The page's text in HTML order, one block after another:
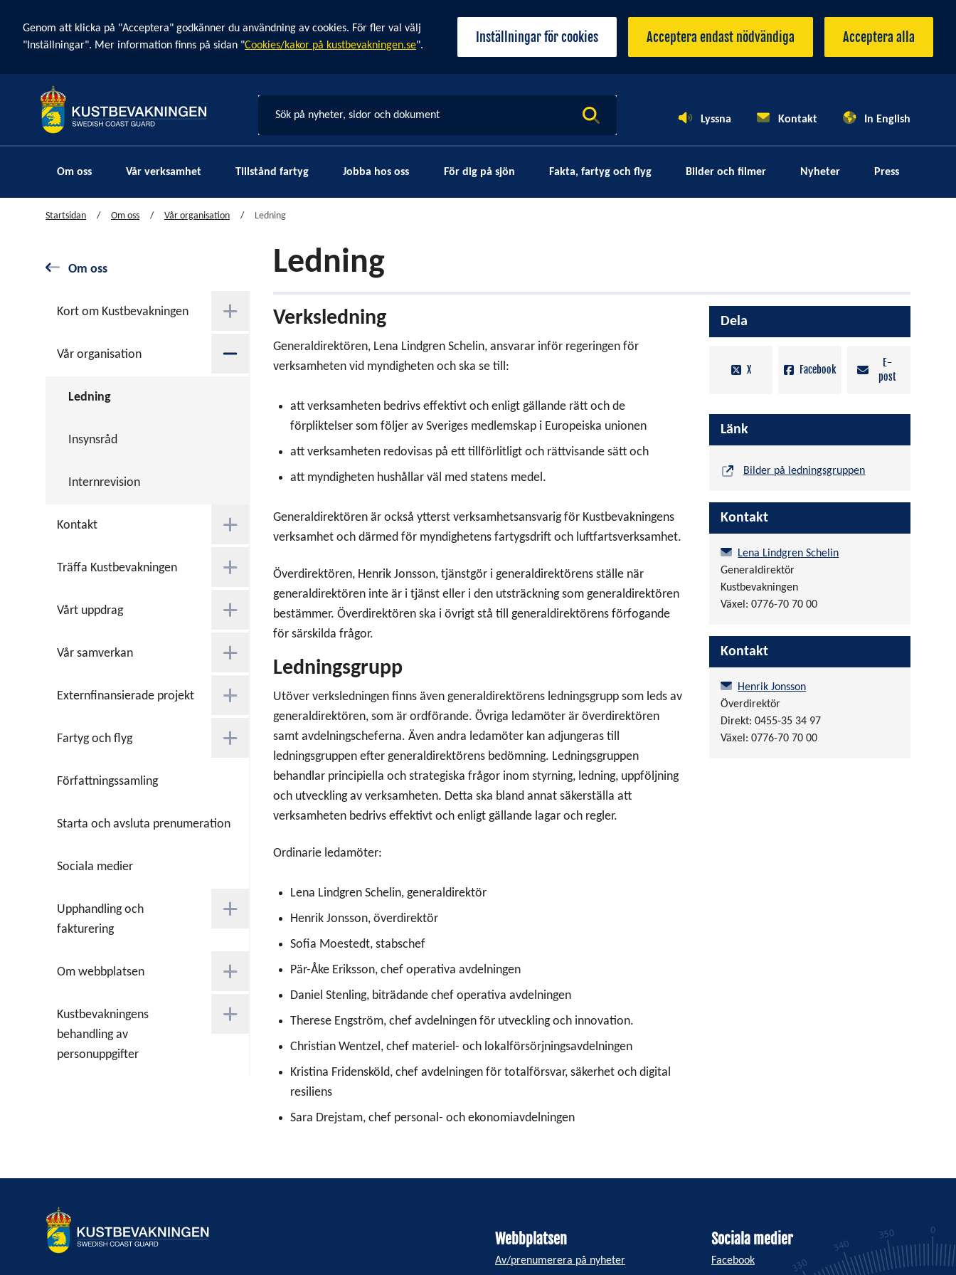
Cookie banner
Genom att klicka på "Acceptera" godkänner du användning av cookies. För fler val välj
"Inställningar". Mer information finns på sidan "Cookies/kakor på kustbevakningen.se".
Inställningar för cookies Acceptera endast nödvändiga Acceptera alla
Sök på nyheter, sidor och dokument Lyssna Kontakt In English
Om oss Vår verksamhet Tillstånd fartyg Jobba hos oss För dig på sjön Fakta, fartyg och flyg Bilder och filmer Nyheter Press
Startsidan Om oss Vår organisation Ledning
Om oss
Kort om Kustbevakningen
Vår organisation
Ledning
Insynsråd
Internrevision
Kontakt
Träffa Kustbevakningen
Vårt uppdrag
Vår samverkan
Externfinansierade projekt
Fartyg och flyg
Författningssamling
Starta och avsluta prenumeration
Sociala medier
Upphandling och
fakturering
Om webbplatsen
Kustbevakningens
behandling av
personuppgifter
Ledning
Verksledning
Generaldirektören, Lena Lindgren Schelin, ansvarar inför regeringen för
verksamheten vid myndigheten och ska se till:
att verksamheten bedrivs effektivt och enligt gällande rätt och de
förpliktelser som följer av Sveriges medlemskap i Europeiska unionen
att verksamheten redovisas på ett tillförlitligt och rättvisande sätt och
att myndigheten hushållar väl med statens medel.
Generaldirektören är också ytterst verksamhetsansvarig för Kustbevakningens
verksamhet och därmed för myndighetens fartygsdrift och luftfartsverksamhet.
Överdirektören, Henrik Jonsson, tjänstgör i generaldirektörens ställe när
generaldirektören inte är i tjänst eller i den utsträckning som generaldirektören
bestämmer. Överdirektören ska i övrigt stå till generaldirektörens förfogande
för särskilda frågor.
Ledningsgrupp
Utöver verksledningen finns även generaldirektörens ledningsgrupp som leds av
generaldirektören, som är ordförande. Övriga ledamöter är överdirektören
samt avdelningscheferna. Även andra ledamöter kan adjungeras till
ledningsgruppen efter generaldirektörens bedömning. Ledningsgruppen
behandlar principiella och strategiska frågor inom styrning, ledning, uppföljning
och utveckling av verksamheten. Detta ska bland annat säkerställa att
verksamheten bedrivs effektivt och enligt gällande lagar och regler.
Ordinarie ledamöter:
Lena Lindgren Schelin, generaldirektör
Henrik Jonsson, överdirektör
Sofia Moestedt, stabschef
Pär-Åke Eriksson, chef operativa avdelningen
Daniel Stenling, biträdande chef operativa avdelningen
Therese Engström, chef avdelningen för utveckling och innovation.
Christian Wentzel, chef materiel- och lokalförsörjningsavdelningen
Kristina Fridensköld, chef avdelningen för totalförsvar, säkerhet och digital
resiliens
Sara Drejstam, chef personal- och ekonomiavdelningen
Dela
X Facebook
E-
post
Länk
Bilder på ledningsgruppen
Kontakt
Lena Lindgren Schelin
Generaldirektör
Kustbevakningen
Växel: 0776-70 70 00
Kontakt
Henrik Jonsson
Överdirektör
Direkt: 0455-35 34 97
Växel: 0776-70 70 00
Webbplatsen
Av/prenumerera på nyheter
Sociala medier
Facebook